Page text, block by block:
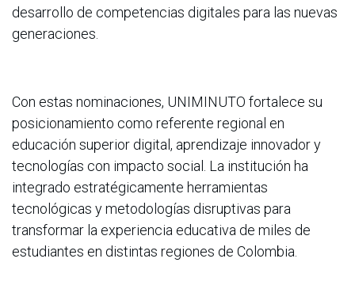
desarrollo de competencias digitales para las nuevas
generaciones.
Con estas nominaciones, UNIMINUTO fortalece su
posicionamiento como referente regional en
educación superior digital, aprendizaje innovador y
tecnologías con impacto social. La institución ha
integrado estratégicamente herramientas
tecnológicas y metodologías disruptivas para
transformar la experiencia educativa de miles de
estudiantes en distintas regiones de Colombia.